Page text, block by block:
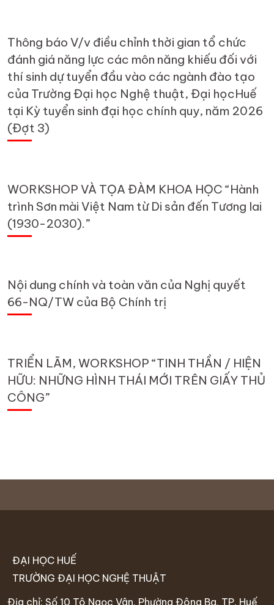
Thông báo V/v điều chỉnh thời gian tổ chức
đánh giá năng lực các môn năng khiếu đối với
thí sinh dự tuyển đầu vào các ngành đào tạo
của Trường Đại học Nghệ thuật, Đại họcHuế
tại Kỳ tuyển sinh đại học chính quy, năm 2026
(Đợt 3)
WORKSHOP VÀ TỌA ĐÀM KHOA HỌC “Hành
trình Sơn mài Việt Nam từ Di sản đến Tương lai
(1930-2030).”
Nội dung chính và toàn văn của Nghị quyết
66-NQ/TW của Bộ Chính trị
TRIỂN LÃM, WORKSHOP “TINH THẦN / HIỆN
HỮU: NHỮNG HÌNH THÁI MỚI TRÊN GIẤY THỦ
CÔNG”
ĐẠI HỌC HUẾ
TRƯỜNG ĐẠI HỌC NGHỆ THUẬT
Địa chỉ: Số 10 Tô Ngọc Vân, Phường Đông Ba, TP. Huế